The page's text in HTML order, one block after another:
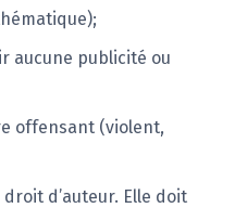
aucune publicité ou
offensant (violent,
d’auteur. Elle doit